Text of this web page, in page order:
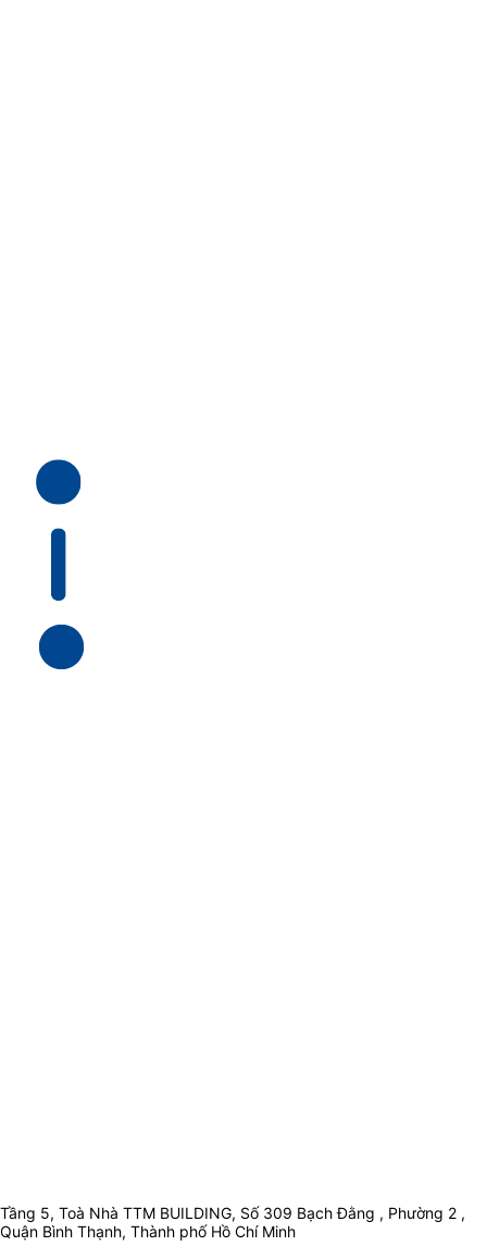
Tầng 5, Toà Nhà TTM BUILDING, Số 309 Bạch Đằng , Phường 2 ,
Quận Bình Thạnh, Thành phố Hồ Chí Minh